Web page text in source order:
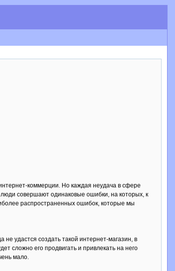
коммерции. Но каждая неудача в сфере
совершают одинаковые ошибки, на которых, к
распространенных ошибок, которые мы
не удастся создать такой интернет-магазин, в
сложно его продвигать и привлекать на него
мало.